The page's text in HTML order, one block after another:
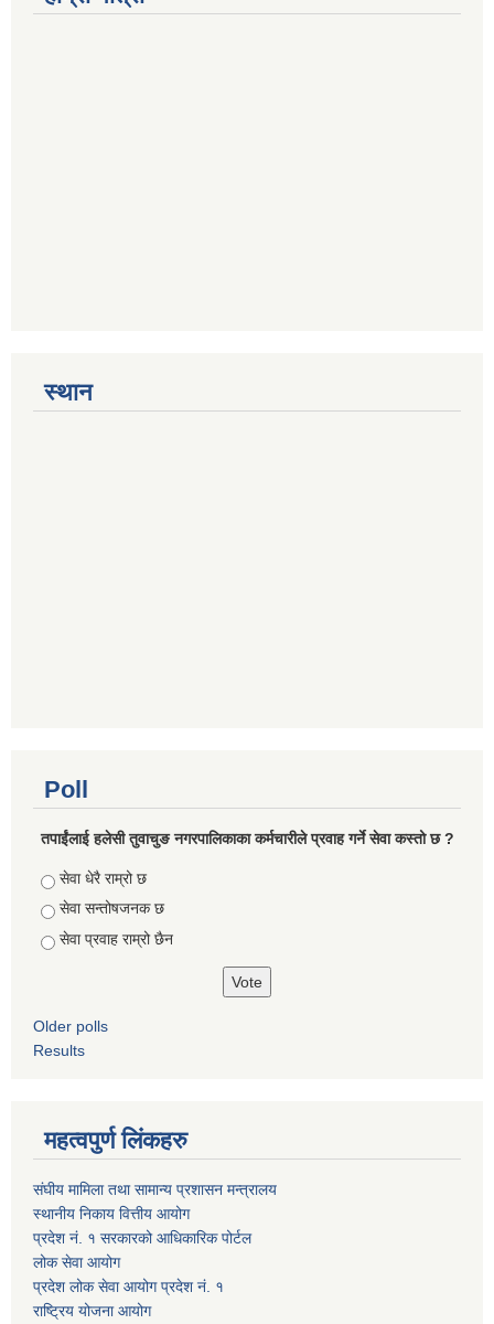
स्थान
Poll
तपाईंलाई हलेसी तुवाचुङ नगरपालिकाका कर्मचारीले प्रवाह गर्ने सेवा कस्तो छ ?
Choices
सेवा धेरै राम्रो छ
सेवा सन्तोषजनक छ
सेवा प्रवाह राम्रो छैन
Older polls
Results
महत्वपुर्ण लिंकहरु
संघीय मामिला तथा सामान्य प्रशासन मन्त्रालय
स्थानीय निकाय वित्तीय आयोग
प्रदेश नं. १ सरकारको आधिकारिक पोर्टल
लोक सेवा आयोग
प्रदेश लोक सेवा आयोग प्रदेश नं. १
राष्ट्रिय योजना आयोग